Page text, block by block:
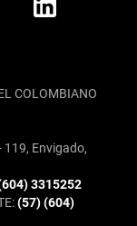
COLOMBIANO
119, Envigado,
3315252
(57) (604)